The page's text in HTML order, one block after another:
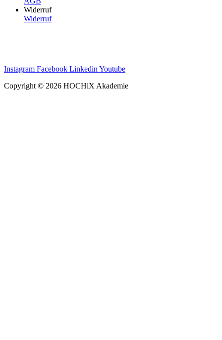
Widerruf
Widerruf
Instagram Facebook Linkedin Youtube
Copyright © 2026 HOCHiX Akademie